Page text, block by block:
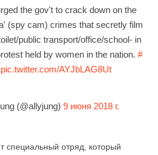
the gov't to crack down on the
(spy cam) crimes that secretly film
public transport/office/school- in
held by women in the nation. #
pic.twitter.com/AYJbLAG8Ut
(@allyjung) 9 июня 2018 г.
специальный отряд, который